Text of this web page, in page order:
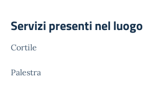
Servizi presenti nel luogo
Cortile
Palestra